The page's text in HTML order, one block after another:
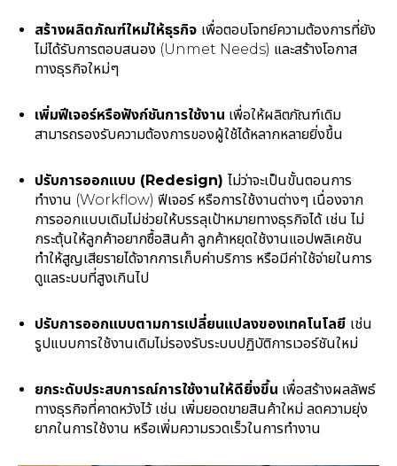
สร้างผลิตภัณฑ์ใหม่ให้ธุรกิจ เพื่อตอบโจทย์ความต้องการที่ยัง
ไม่ได้รับการตอบสนอง (Unmet Needs) และสร้างโอกาส
ทางธุรกิจใหม่ๆ
เพิ่มฟีเจอร์หรือฟังก์ชันการใช้งาน เพื่อให้ผลิตภัณฑ์เดิม
สามารถรองรับความต้องการของผู้ใช้ได้หลากหลายยิ่งขึ้น
ปรับการออกแบบ (Redesign) ไม่ว่าจะเป็นขั้นตอนการ
ทำงาน (Workflow) ฟีเจอร์ หรือการใช้งานต่างๆ เนื่องจาก
การออกแบบเดิมไม่ช่วยให้บรรลุเป้าหมายทางธุรกิจได้ เช่น ไม่
กระตุ้นให้ลูกค้าอยากซื้อสินค้า ลูกค้าหยุดใช้งานแอปพลิเคชัน
ทำให้สูญเสียรายได้จากการเก็บค่าบริการ หรือมีค่าใช้จ่ายในการ
ดูแลระบบที่สูงเกินไป
ปรับการออกแบบตามการเปลี่ยนแปลงของเทคโนโลยี เช่น
รูปแบบการใช้งานเดิมไม่รองรับระบบปฏิบัติการเวอร์ชันใหม่
ยกระดับประสบการณ์การใช้งานให้ดียิ่งขึ้น เพื่อสร้างผลลัพธ์
ทางธุรกิจที่คาดหวังไว้ เช่น เพิ่มยอดขายสินค้าใหม่ ลดความยุ่ง
ยากในการใช้งาน หรือเพิ่มความรวดเร็วในการทำงาน